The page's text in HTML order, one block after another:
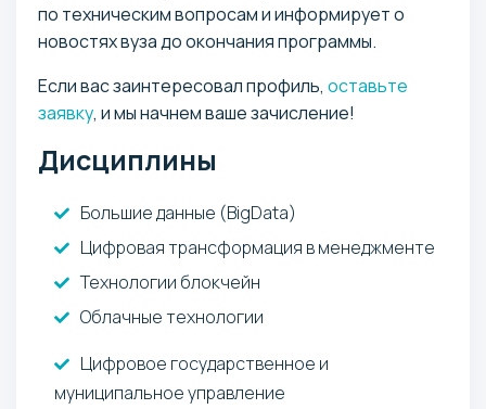
по техническим вопросам и информирует о
новостях вуза до окончания программы.
Если вас заинтересовал профиль, оставьте
заявку, и мы начнем ваше зачисление!
Дисциплины
Большие данные (BigData)
Цифровая трансформация в менеджменте
Технологии блокчейн
Облачные технологии
Цифровое государственное и
муниципальное управление